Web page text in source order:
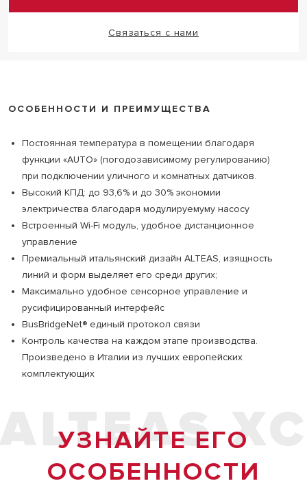
Связаться с нами
ОСОБЕННОСТИ И ПРЕИМУЩЕСТВА
Постоянная температура в помещении благодаря
функции «AUTO» (погодозависимому регулированию)
при подключении уличного и комнатных датчиков.
Высокий КПД: до 93,6% и до 30% экономии
электричества благодаря модулируемуму насосу
Встроенный Wi-Fi модуль, удобное дистанционное
управление
Премиальный итальянский дизайн ALTEAS, изящность
линий и форм выделяет его среди других;
Максимально удобное сенсорное управление и
русифицированный интерфейс
BusBridgeNet® единый протокол связи
Контроль качества на каждом этапе производства.
Произведено в Италии из лучших европейских
комплектующих
ALTEAS
УЗНАЙТЕ ЕГО
ОСОБЕННОСТИ